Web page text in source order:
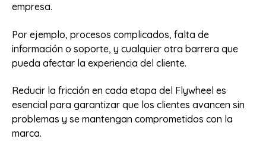
empresa.
Por ejemplo, procesos complicados, falta de
información o soporte, y cualquier otra barrera que
pueda afectar la experiencia del cliente.
Reducir la fricción en cada etapa del Flywheel es
esencial para garantizar que los clientes avancen sin
problemas y se mantengan comprometidos con la
marca.